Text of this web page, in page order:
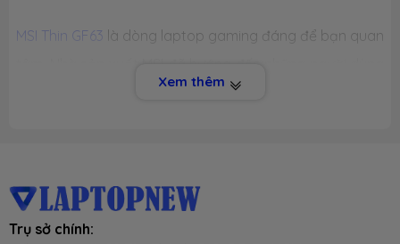
MSI Thin GF63 là dòng laptop gaming đáng để bạn quan
có ngân sách hạn chế nhưng vẫn muốn trải nghiệm sức
mà đáp ứng các tác vụ văn phòng, đồ họa và chơi
Game. Ngoài ra, bài viết dưới đây còn cung cấp rất
Xem thêm
Trụ sở chính: